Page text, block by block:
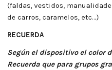
(faldas, vestidos,
de carros, caramelos, etc…)
RECUERDA
Según el dispositivo el color
Recuerda que para grupos